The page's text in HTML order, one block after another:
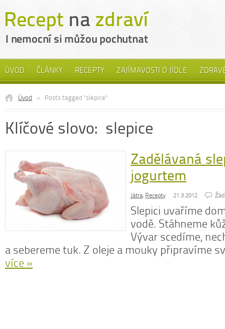
ÚVOD ČLÁNKY RECEPTY ZAJÍMAVOSTI O JÍDLE
Úvod » Posts tagged "slepice"
Klíčové slovo: slepice
Zadělávaná
jogurtem
Játra, Recepty 21.3.2012
Slepici uvaříme
vodě. Stáhneme
Vývar scedíme,
a sebereme tuk. Z oleje a mouky připravíme
více »